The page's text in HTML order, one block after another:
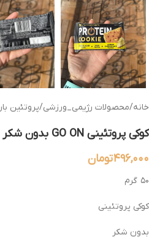
خانه/محصولات رژیمی_ورزشی/پروتئین بار
کوکی پروتئینی GO ON بدون شکر طعم چیزکیک لیمویی
۴۹۶,۰۰۰تومان
۵۰ گرم
کوکی پروتئینی
بدون شکر